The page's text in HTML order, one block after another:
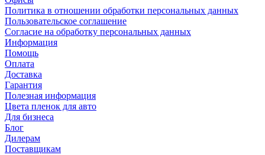
Политика в отношении обработки персональных данных
Пользовательское соглашение
Согласие на обработку персональных данных
Информация
Помощь
Оплата
Доставка
Гарантия
Полезная информация
Цвета пленок для авто
Для бизнеса
Блог
Дилерам
Поставщикам